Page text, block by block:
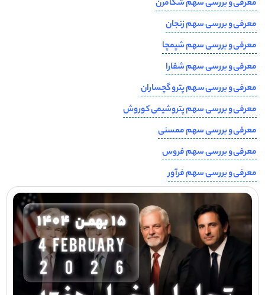
معرفی و بررسی سهم شگامرن
معرفی و بررسی سهم زنجان
معرفی و بررسی سهم شپمچا
معرفی و بررسی سهم شفارا
معرفی و بررسی سهم پترو گچساران
معرفی و بررسی سهم پتروشیمی کوروش
معرفی و بررسی سهم ممسنی
معرفی و بررسی سهم فروس
معرفی و بررسی سهم فرآور